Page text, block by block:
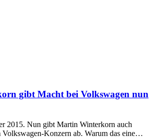
gibt Macht bei Volkswagen nun
2015. Nun gibt Martin Winterkorn auch
Konzern ab. Warum das eine…